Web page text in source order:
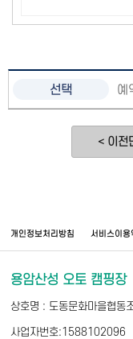
예
< 이전
개인정보처리방침 서비스이용
용암산성 오토 캠핑장
상호명 : 도동문화마을협동
사업자번호:1588102096